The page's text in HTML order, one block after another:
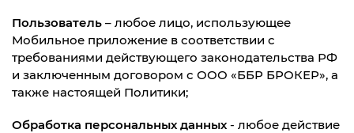
Пользователь– любое лицо, использующее
Мобильное приложение в соответствии с
требованиями действующего законодательства РФ
и заключенным договором с ООО «ББР БРОКЕР», а
также настоящей Политики;
Обработка персональных данных- любое действие